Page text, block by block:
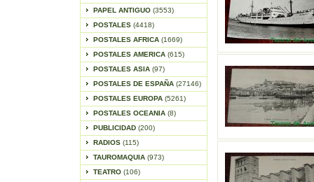
PAPEL ANTIGUO (3553)
POSTALES (4418)
POSTALES AFRICA (1669)
POSTALES AMERICA (615)
POSTALES ASIA (97)
POSTALES DE ESPAÑA (27146)
POSTALES EUROPA (5261)
POSTALES OCEANIA (8)
PUBLICIDAD (200)
RADIOS (115)
TAUROMAQUIA (973)
TEATRO (106)